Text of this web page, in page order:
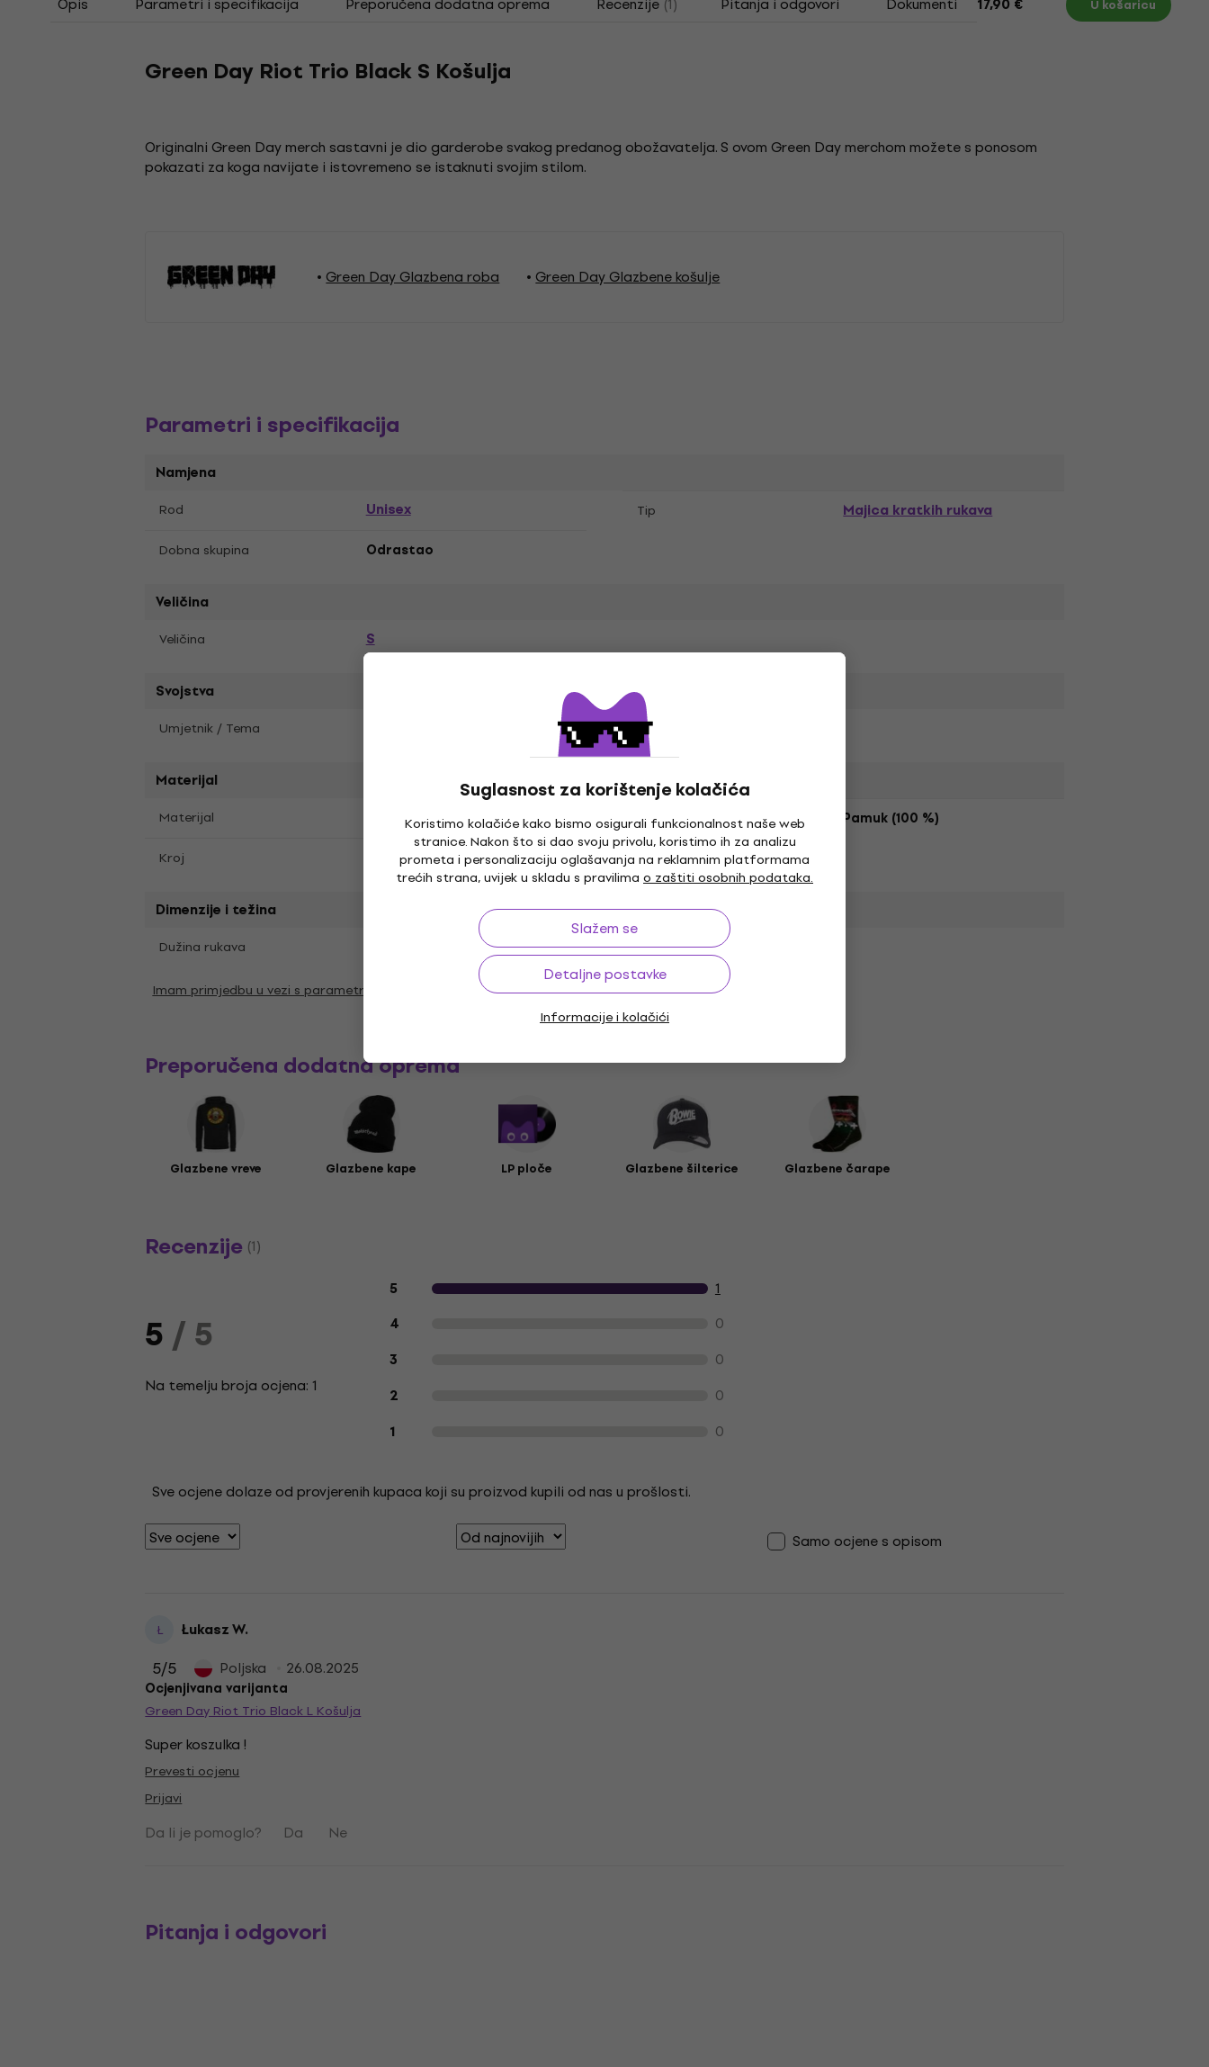
Suglasnost za korištenje kolačića
Koristimo kolačiće kako bismo osigurali funkcionalnost naše web
stranice. Nakon što si dao svoju privolu, koristimo ih za analizu
prometa i personalizaciju oglašavanja na reklamnim platformama
trećih strana, uvijek u skladu s pravilima o zaštiti osobnih podataka.
Slažem se
Detaljne postavke
Informacije i kolačići
17,90 € U košaricu
Green Day Riot Trio Black S Košulja
Originalni Green Day merch sastavni je dio garderobe svakog predanog obožavatelja. S ovom Green Day merchom možete s ponosom
pokazati za koga navijate i istovremeno se istaknuti svojim stilom.
Green Day Glazbena roba Green Day Glazbene košulje
Parametri i specifikacija
Namjena
Rod Unisex Tip Majica kratkih rukava
Dobna skupina Odrastao
Veličina
Veličina S
Svojstva
Umjetnik / Tema
Materijal
Materijal Pamuk Specifikacija materijala
Pamuk (100 %)
Kroj
Regularan kroj
Dimenzije i težina
Dužina rukava
Imam primjedbu u vezi s parametrima
Preporučena dodatna oprema
Glazbene vreve Glazbene kape LP ploče Glazbene šilterice Glazbene čarape
Recenzije (1)
5/ 5
Na temelju broja ocjena: 1
Ocjene proizvoda kupaca
5 1
4 0
3 0
2 0
1 0
Sve ocjene dolaze od provjerenih kupaca koji su proizvod kupili od nas u prošlosti.
Samo ocjene s opisom
Ł Łukasz W.
5/5 Poljska 26.08.2025
Ocjenjivana varijanta
Green Day Riot Trio Black L Košulja
Super koszulka !
Prevesti ocjenu
Prijavi
Da li je pomoglo? Da Ne
Pitanja i odgovori